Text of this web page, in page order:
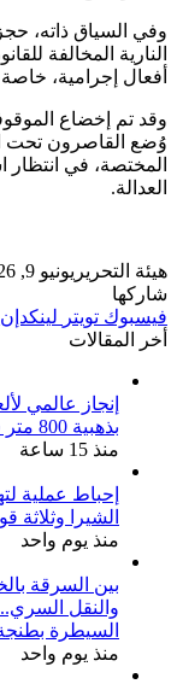
وفي السياق ذاته،
النارية المخالفة
أفعال إجرامية،
وقد تم إخضاع
وُضع القاصرون تحت
المختصة، في انتظار
العدالة.
هيئة التحرير يونيو 9, 2026
شاركها
فيسبوك تويتر لينكدإن
أخر المقالات
إنجاز عالمي
بذهبية 800 متر في مونديال أقل من 20 سنة
منذ 15 ساعة
الشيرا
منذ يوم واحد
بين السرقة
والنقل
السيطرة
منذ يوم واحد